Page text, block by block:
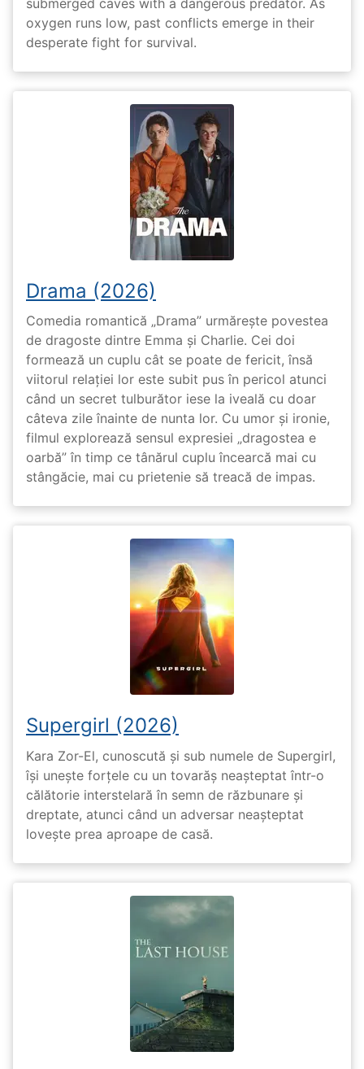
submerged caves with a dangerous predator. As
oxygen runs low, past conflicts emerge in their
desperate fight for survival.
Drama (2026)
Comedia romantică „Drama” urmărește povestea
de dragoste dintre Emma și Charlie. Cei doi
formează un cuplu cât se poate de fericit, însă
viitorul relației lor este subit pus în pericol atunci
când un secret tulburător iese la iveală cu doar
câteva zile înainte de nunta lor. Cu umor și ironie,
filmul explorează sensul expresiei „dragostea e
oarbă” în timp ce tânărul cuplu încearcă mai cu
stângăcie, mai cu prietenie să treacă de impas.
Supergirl (2026)
Kara Zor-El, cunoscută și sub numele de Supergirl,
își unește forțele cu un tovarăș neașteptat într-o
călătorie interstelară în semn de răzbunare și
dreptate, atunci când un adversar neașteptat
lovește prea aproape de casă.